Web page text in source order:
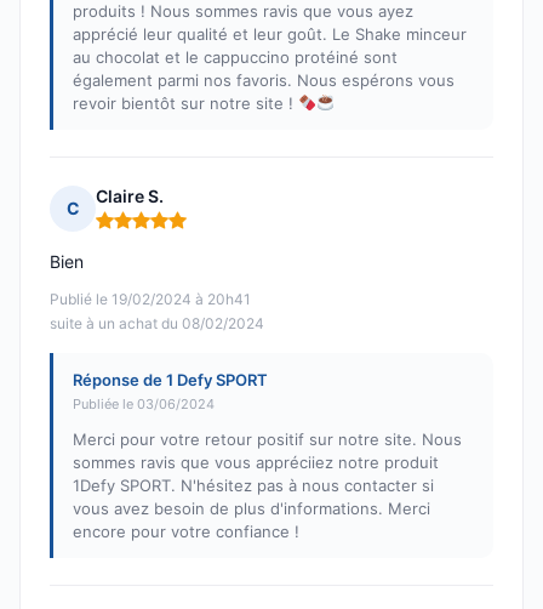
produits ! Nous sommes ravis que vous ayez
apprécié leur qualité et leur goût. Le Shake minceur
au chocolat et le cappuccino protéiné sont
également parmi nos favoris. Nous espérons vous
revoir bientôt sur notre site !
C
Claire S.
Note : 5 sur 5
Publié le 19/02/2024 à 20h41
suite à un achat du 08/02/2024
Bien
Réponse de 1 Defy SPORT
Publiée le 03/06/2024
Merci pour votre retour positif sur notre site. Nous
sommes ravis que vous appréciiez notre produit
1Defy SPORT. N'hésitez pas à nous contacter si
vous avez besoin de plus d'informations. Merci
encore pour votre confiance !